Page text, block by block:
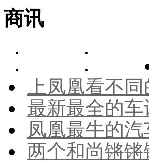
商讯
上凤凰看不
最新最全的车
凤凰最牛的汽
两个和尚锵锵